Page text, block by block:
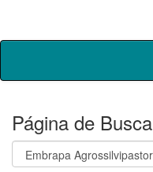
Skip
Página de Busca